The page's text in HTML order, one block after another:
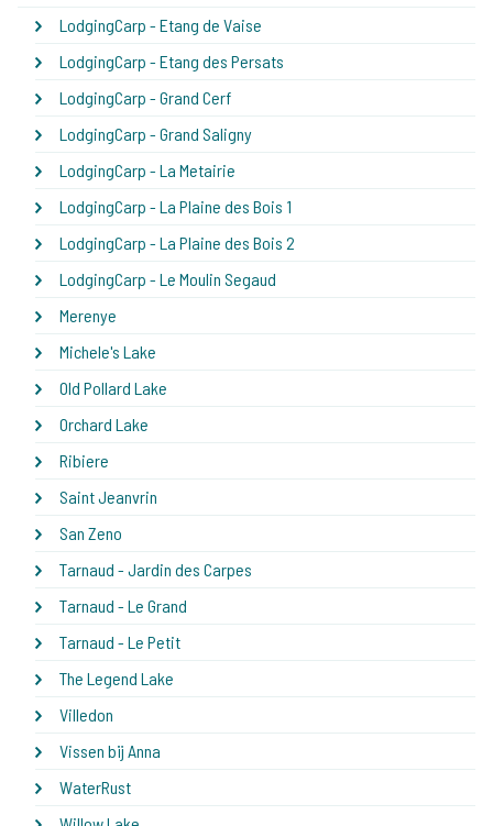
LodgingCarp - Etang de Vaise
LodgingCarp - Etang des Persats
LodgingCarp - Grand Cerf
LodgingCarp - Grand Saligny
LodgingCarp - La Metairie
LodgingCarp - La Plaine des Bois 1
LodgingCarp - La Plaine des Bois 2
LodgingCarp - Le Moulin Segaud
Merenye
Michele's Lake
Old Pollard Lake
Orchard Lake
Ribiere
Saint Jeanvrin
San Zeno
Tarnaud - Jardin des Carpes
Tarnaud - Le Grand
Tarnaud - Le Petit
The Legend Lake
Villedon
Vissen bij Anna
WaterRust